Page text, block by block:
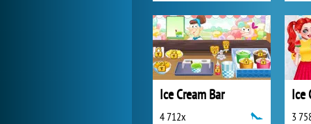
Ice Cream Bar
4 712x 3